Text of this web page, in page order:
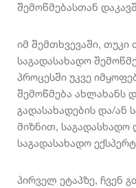
შემოწმებასთან
იმ შემთხვევაში, თუკი
საგადასახადო
პროცესში უკვე
შემოწმება ახლახანს
გადასახადების და/ან
მიზნით, საგადასხადო
საგადასახადო
პირველ ეტაპზე, ჩვენ